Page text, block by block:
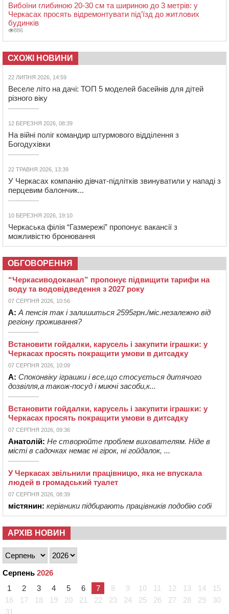
Вибоїни глибиною 20-30 см та шириною до 3 метрів: у
Черкасах просять відремонтувати під’їзд до житлових
будинків
886
СХОЖІ НОВИНИ
22 ЛИПНЯ 2026, 14:59
Веселе літо на дачі: ТОП 5 моделей басейнів для дітей
різного віку
12 БЕРЕЗНЯ 2026, 08:39
На війні поліг командир штурмового відділення з
Богодухівки
22 ТРАВНЯ 2026, 13:39
У Черкасах компанію дівчат-підлітків звинуватили у нападі з
перцевим балончик...
10 БЕРЕЗНЯ 2026, 19:10
Черкаська філія “Газмережі” пропонує вакансії з
можливістю бронювання
ОБГОВОРЕННЯ
“Черкасиводоканал” пропонує підвищити тарифи на
воду та водовідведення з 2027 року
07 СЕРПНЯ 2026, 10:56
А: А пенсія так і залишиться 2595грн./міс.незалежно від
регіону проживання?
Встановити гойдалки, карусель і закупити іграшки: у
Черкасах просять покращити умови в дитсадку
07 СЕРПНЯ 2026, 10:09
А: Споконвіку іграшки і все,що стосується дитячого
дозвілля,а також-посуд і миючі засоби,к...
Встановити гойдалки, карусель і закупити іграшки: у
Черкасах просять покращити умови в дитсадку
07 СЕРПНЯ 2026, 09:36
Анатолій: Не створюйте проблем вихователям. Ніде в
місті в садочках немає ні гірок, ні гойдалок, ...
У Черкасах звільнили працівницю, яка не впускала
людей в громадський туалет
07 СЕРПНЯ 2026, 08:39
містянин: керівники підбирають працівників подобію собі
АРХІВ НОВИН
Серпень 2026
1
2 3 4 5 6 7 8 9 10 11 12 13 14
15
16
17 18 19 20 21 22 23 24 25 26 27 28 29
30
31